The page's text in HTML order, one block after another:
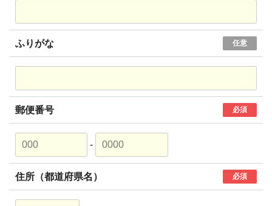
ふりがな 任意
郵便番号 必須
-
住所（都道府県名） 必須